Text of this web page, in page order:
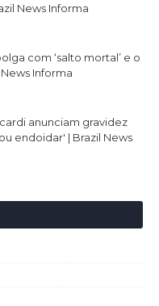
News Informa
com ‘salto mortal’ e o
Informa
anunciam gravidez
endoidar' | Brazil News